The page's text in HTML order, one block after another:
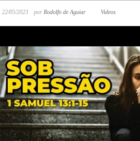
22/05/2023 por Rodolfo de Aguiar Videos